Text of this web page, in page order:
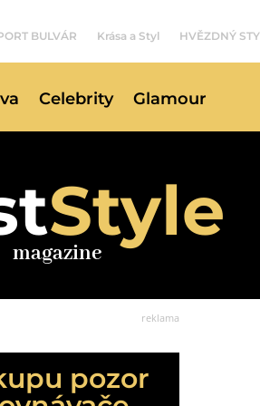
BULVÁR Krása a Styl HVĚZDNÝ
Celebrity Glamour
Style
magazine
reklama
pozor